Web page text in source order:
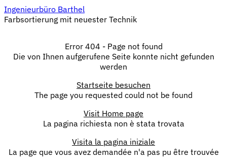
Ingenieurbüro Barthel
Farbsortierung mit neuester Technik
Error 404 - Page not found
Die von Ihnen aufgerufene Seite konnte nicht gefunden
werden
Startseite besuchen
The page you requested could not be found
Visit Home page
La pagina richiesta non è stata trovata
Visita la pagina iniziale
La page que vous avez demandée n'a pas pu être trouvée